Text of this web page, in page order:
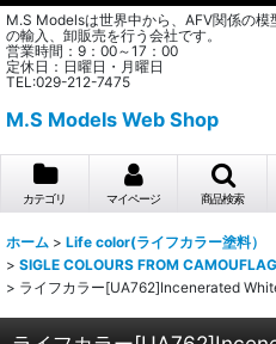
M.S Modelsは世界中から、AFV関係の
の輸入、卸販売を行う会社です。
営業時間：9：00～17：00
定休日：日曜日・月曜日
TEL:029-212-7475
M.S Models Web Shop
カテゴリ マイページ 商品検索
ホーム > Life color(ライフカラー塗料）
> SIGLE COLOURS FROM
> ライフカラー[UA762]Incenerated